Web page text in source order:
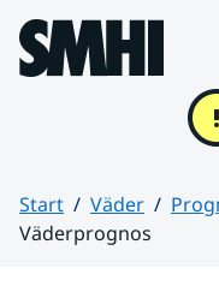
Hoppa till sidans innehåll
Start Väder
Väderprognos